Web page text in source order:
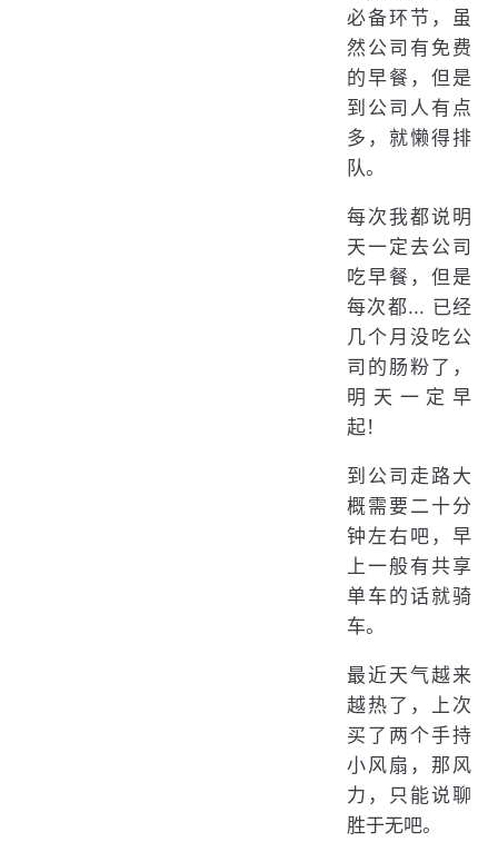
必备环节，虽
然公司有免费
的早餐，但是
到公司人有点
多，就懒得排
队。
每次我都说明
天一定去公司
吃早餐，但是
每次都... 已经
几个月没吃公
司的肠粉了，
明天一定早
起！
到公司走路大
概需要二十分
钟左右吧，早
上一般有共享
单车的话就骑
车。
最近天气越来
越热了，上次
买了两个手持
小风扇，那风
力，只能说聊
胜于无吧。